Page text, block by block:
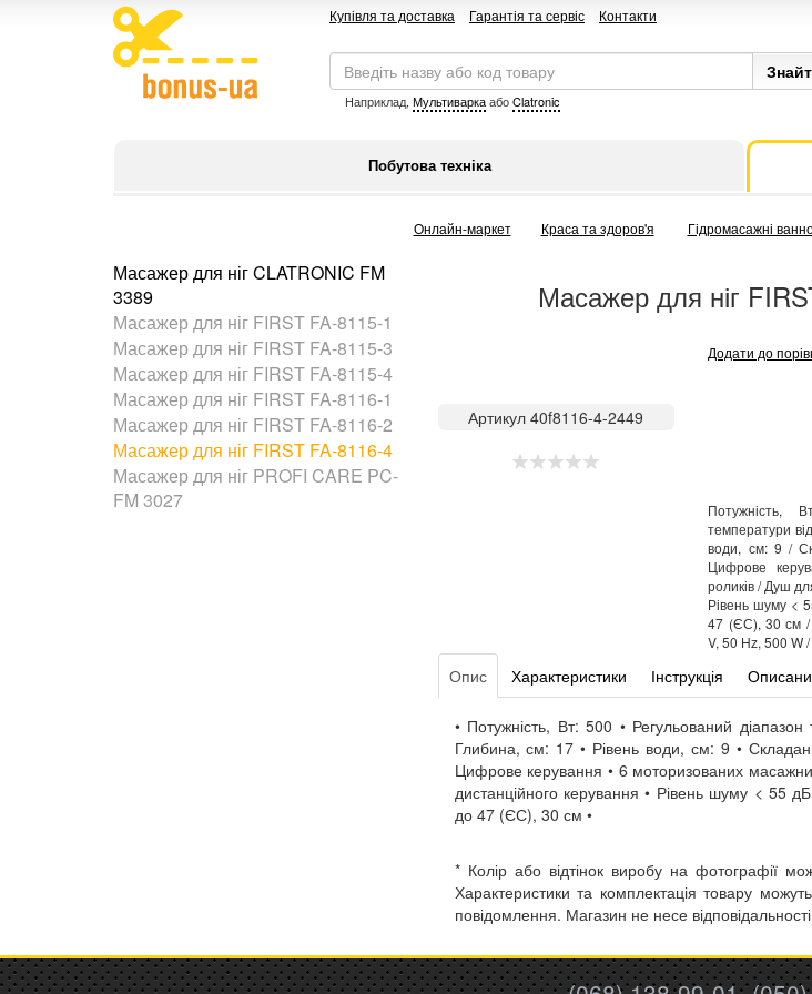
Купівля та доставка Гарантія та сервіс Контакти
Наприклад, МультиваркаабоClatronic
Побутова техніка
Онлайн-маркет Краса та здоров'я Гідромасажні
Масажер для ніг CLATRONIC FM
3389
Масажер для ніг FIRST FA-8115-1
Масажер для ніг FIRST FA-8115-3
Масажер для ніг FIRST FA-8115-4
Масажер для ніг FIRST FA-8116-1
Масажер для ніг FIRST FA-8116-2
Масажер для ніг FIRST FA-8116-4
Масажер для ніг PROFI CARE PC-
FM 3027
Масажер для ніг
Артикул 40f8116-4-2449
Додати до
Потужність,
температури
води, см: 9 /
Цифрове
роликів / Душ
Рівень шуму <
47 (ЄС), 30 см /
V, 50 Hz, 500 W
Опис Характеристики Інструкція
• Потужність, Вт: 500 • Регульований
Глибина, см: 17 • Рівень води, см: 9 •
Цифрове керування • 6 моторизованих
дистанційного керування • Рівень шуму < 55
до 47 (ЄС), 30 см •
* Колір або відтінок виробу на фотографії
Характеристики та комплектація товару
повідомлення. Магазин не несе